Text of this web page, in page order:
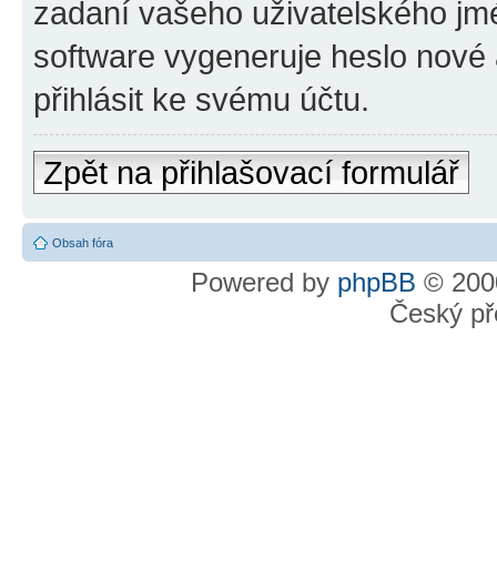
zadaní vašeho uživatelského
software vygeneruje heslo
přihlásit ke svému účtu.
Zpět na přihlašovací formulář
Obsah fóra
Powered by phpBB ©
Český